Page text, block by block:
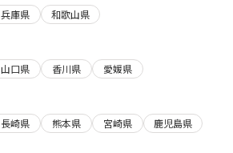
兵庫県
和歌山県
山口県 香川県
愛媛県
長崎県 熊本県 宮崎県
鹿児島県